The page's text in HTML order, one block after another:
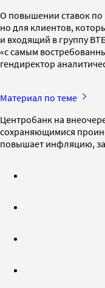
О повышении ставок по
но для клиентов,
и входящий в группу
«с самым
гендиректор
Материал по теме
Центробанк на
сохраняющимися
повышает инфляцию,